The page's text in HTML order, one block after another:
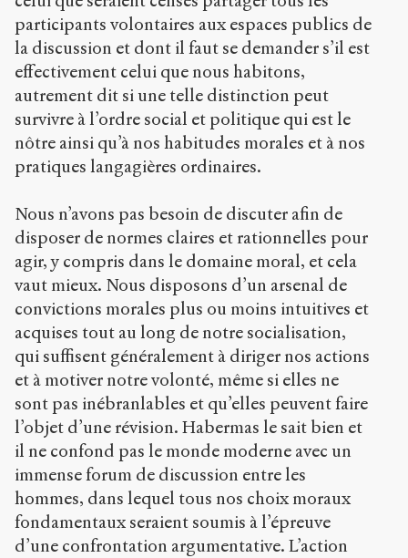
participants volontaires aux espaces publics de
la discussion et dont il faut se demander s’il est
effectivement celui que nous habitons,
autrement dit si une telle distinction peut
survivre à l’ordre social et politique qui est le
nôtre ainsi qu’à nos habitudes morales et à nos
pratiques langagières ordinaires.
Nous n’avons pas besoin de discuter afin de
disposer de normes claires et rationnelles pour
agir, y compris dans le domaine moral, et cela
vaut mieux. Nous disposons d’un arsenal de
convictions morales plus ou moins intuitives et
acquises tout au long de notre socialisation,
qui suffisent généralement à diriger nos actions
et à motiver notre volonté, même si elles ne
sont pas inébranlables et qu’elles peuvent faire
l’objet d’une révision. Habermas le sait bien et
il ne confond pas le monde moderne avec un
immense forum de discussion entre les
hommes, dans lequel tous nos choix moraux
fondamentaux seraient soumis à l’épreuve
d’une confrontation argumentative. L’action